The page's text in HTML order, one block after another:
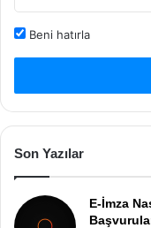
Beni hatırla
Son Yazılar
E-İmza